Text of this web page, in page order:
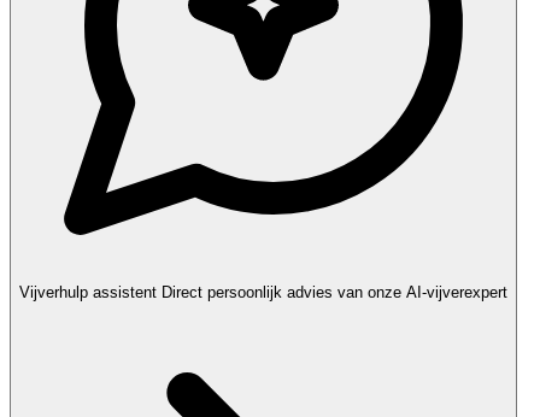
Vijverhulp assistent Direct persoonlijk advies van onze AI-vijverexpert